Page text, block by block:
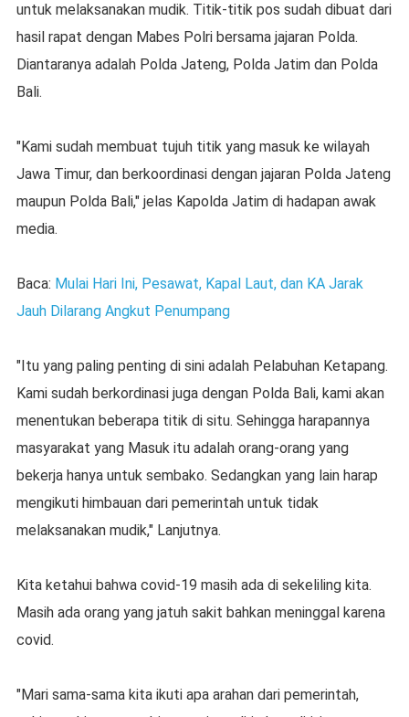
untuk melaksanakan mudik. Titik-titik pos sudah dibuat dari
hasil rapat dengan Mabes Polri bersama jajaran Polda.
Diantaranya adalah Polda Jateng, Polda Jatim dan Polda
Bali.
"Kami sudah membuat tujuh titik yang masuk ke wilayah
Jawa Timur, dan berkoordinasi dengan jajaran Polda Jateng
maupun Polda Bali," jelas Kapolda Jatim di hadapan awak
media.
Baca: Mulai Hari Ini, Pesawat, Kapal Laut, dan KA Jarak
Jauh Dilarang Angkut Penumpang
"Itu yang paling penting di sini adalah Pelabuhan Ketapang.
Kami sudah berkordinasi juga dengan Polda Bali, kami akan
menentukan beberapa titik di situ. Sehingga harapannya
masyarakat yang Masuk itu adalah orang-orang yang
bekerja hanya untuk sembako. Sedangkan yang lain harap
mengikuti himbauan dari pemerintah untuk tidak
melaksanakan mudik," Lanjutnya.
Kita ketahui bahwa covid-19 masih ada di sekeliling kita.
Masih ada orang yang jatuh sakit bahkan meninggal karena
covid.
"Mari sama-sama kita ikuti apa arahan dari pemerintah,